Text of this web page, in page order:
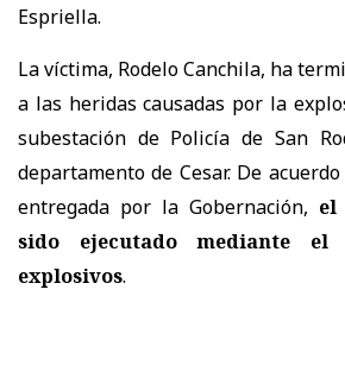
Espriella.
La víctima, Rodelo Canchila, ha
a las heridas causadas por la
subestación de Policía de San
departamento de Cesar. De
entregada por la Gobernación, el
sido ejecutado mediante
explosivos.